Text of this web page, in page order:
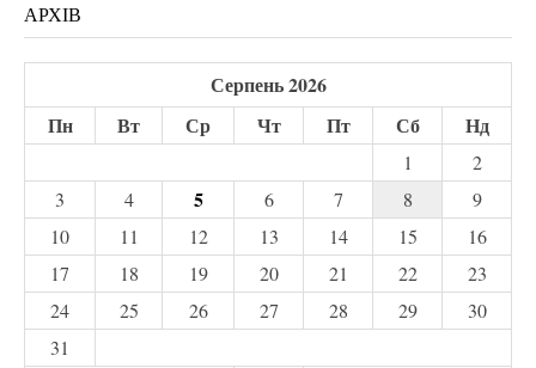
АРХІВ
Серпень 2026
Пн
Вт Ср Чт Пт Сб Нд
1
2
3
4 5 6 7 8
9
10
11 12 13 14 15
16
17
18 19 20 21 22
23
24
25 26 27 28 29
30
31